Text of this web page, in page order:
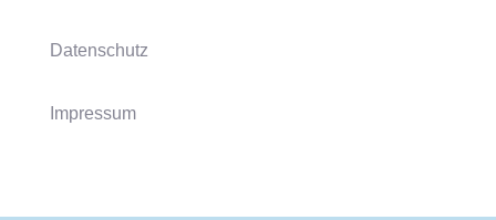
Datenschutz
Impressum